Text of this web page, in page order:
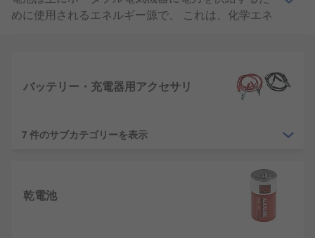
めに使用されるエネルギー源で、 これは、化学エネ
液体です。
器、例えば腕時計、 補聴器、 リモコン及びハンド
RS では、 LR14 電池など、以下の一般的なサイズと
専門的なタイプの電池を幅広くご用意しています。
バッテリー・充電器用アクセサリ
7 件のサブカテゴリーを表示
乾電池